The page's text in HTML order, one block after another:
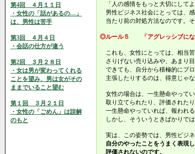
第4回 ４月１１日
・女性の「話があるの…」
は、男性は苦手
第3回 ４月４日
・会話の仕方が違う
第2回 ３月２８日
・女は男が変わってくれる
ことを望み、男は女がその
ままでいること望む
第１回 ３月２１日
・女性の「ごめん」は誤解
のもと
「人の感情をもっと大切にして
男性ビジネス社会にとっては、
当たり前の対処方法なのです。そ
◎ルール５ 「アグレッシブにな
これも、女性にとっては、相当
さりげない売り込みや、あまり
できても、自分から積極的にプ
主張したりするのは、得意じゃ
女性の場合は、一生懸命やって
取り立てられたり、評価された
一生懸命やっていれば、報われ
しかし、そういうときばかりで
実は、この姿勢では、男性ビジ
自分のやったことをうまく表現
評価されないのです。